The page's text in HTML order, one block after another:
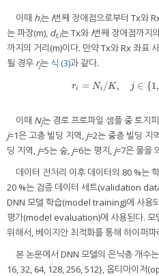
이때 hi는 i번째 장애점으로부터 Tx와
는 파장(m), dt,i는 Tx와 i번째 장애점까지
까지의 거리(m)이다. 만약 Tx와 Rx 좌표
될 경우 rj는 식 (3)과 같다.
ri = Ni /K, j ∈ {1,
ri=Ni/K j∈{1,2,
이때 Nj는 경로 프로파일 샘플 중 토지
j=1은 고층 빌딩 지역, j=2는 중층 빌딩 지
딩 지역, j=5는 숲, j=6는 평지, j=7은 물을
데이터 전처리 이후 데이터의 80 %
20 %는 검증 데이터 세트(validation
DNN 모델 학습(model training)에 사용
평가(model evaluation)에 사용된다. 모
위해서, 베이지안 최적화를 통해 하이퍼
본 논문에서 DNN 모델의 은닉층 개수
16, 32, 64, 128, 256, 512}, 옵티마이저